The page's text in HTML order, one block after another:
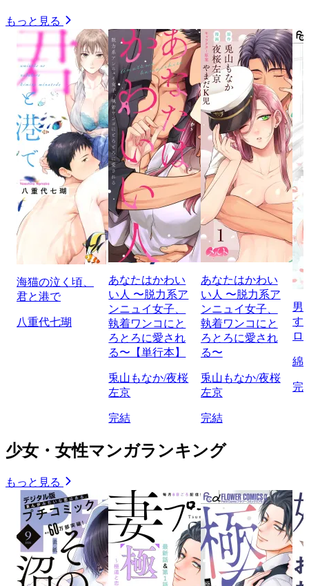
もっと見る
海猫の泣く頃、
君と港で
八重代七瑚
あなたはかわい
い人 〜脱力系ア
ンニュイ女子、
執着ワンコにと
ろとろに愛され
る〜【単行本】
兎山もなか/夜桜
左京
完結
あなたはかわい
い人 〜脱力系ア
ンニュイ女子、
執着ワンコにと
ろとろに愛され
る〜
兎山もなか/夜桜
左京
完結
男
す
ロ
綿
完
少女・女性マンガランキング
もっと見る